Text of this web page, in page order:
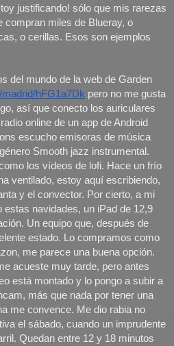
justificando! sólo que mis rarezas
compran miles de Blueray, o
o cerillas. Esos son ejemplos
del mundo de la web de Garden
hFG1a7Dk pero no me gusta
así que conecto los auriculares
online de un app de Android
escucho emisoras de música
Smooth jazz instrumental.
los vídeos de lofi. Hace un frío
ventilado, estoy aquí escribiendo,
y el convector. Por cierto, a mi
estas navidades, un iPad de 12,9
Un equipo que, después de
estado. Lo compramos como
me parece una buena opción.
acueste muy tarde, pero antes
está montado y lo pongo a subir a
más que nada por tener una
me convence. Me dio rabia no
el sábado, cuando un imprudente
Quedan entre 12 y 18 minutos